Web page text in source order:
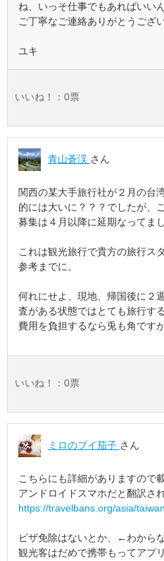
ね、いっそ仕事でもあればいい
ご丁寧なご連絡ありがとうござ
ユキ
いいね！： 0票
青山蒼渓 さん
関西の某大手旅行社が２月の台
的には大いに？？？でしたが、
募集は４月以降に延期なってまし
これは観光旅行で貴方の旅行ス
参考までに。
何れにせよ、現地、帰国後に２
査がある状態ではとても旅行す
費用を負担するなら兎も角ですが
いいね！： 0票
ミロのブイ茄子 さん
こちらにも詳細がありますので
アンドロイドスマホだと翻訳さ
https://travelbans.org/asia/
ビザ免除はないとか、←わから
観光客はだめで携帯もってアプ